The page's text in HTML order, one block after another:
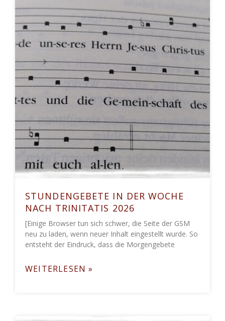
STUNDENGEBETE IN DER WOCHE
NACH TRINITATIS 2026
[Einige Browser tun sich schwer, die Seite der GSM
neu zu laden, wenn neuer Inhalt eingestellt wurde. So
entsteht der Eindruck, dass die Morgengebete
WEITERLESEN »